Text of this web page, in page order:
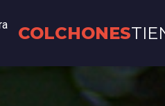
COLCHONES